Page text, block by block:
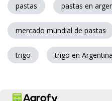
pastas pastas en
mercado mundial de pastas
trigo trigo en Argentina